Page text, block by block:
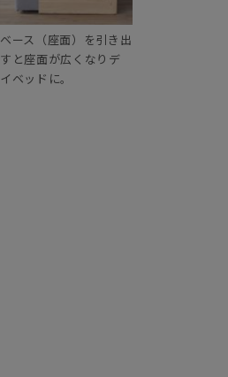
ベース（座面）を引き出
すと座面が広くなりデ
イベッドに。